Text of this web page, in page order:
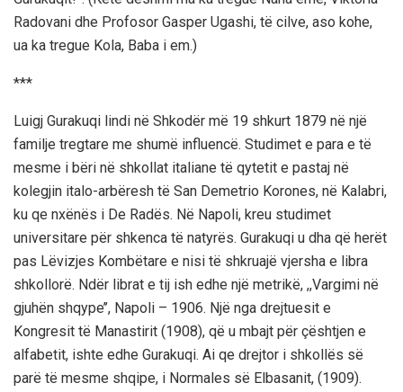
Radovani dhe Profosor Gasper Ugashi, të cilve, aso kohe,
ua ka tregue Kola, Baba i em.)
***
Luigj Gurakuqi lindi në Shkodër më 19 shkurt 1879 në një
familje tregtare me shumë influencë. Studimet e para e të
mesme i bëri në shkollat italiane të qytetit e pastaj në
kolegjin italo-arbëresh të San Demetrio Korones, në Kalabri,
ku qe nxënës i De Radës. Në Napoli, kreu studimet
universitare për shkenca të natyrës. Gurakuqi u dha që herët
pas Lëvizjes Kombëtare e nisi të shkruajë vjersha e libra
shkollorë. Ndër librat e tij ish edhe një metrikë, ,,Vargimi në
gjuhën shqype’’, Napoli – 1906. Një nga drejtuesit e
Kongresit të Manastirit (1908), që u mbajt për çështjen e
alfabetit, ishte edhe Gurakuqi. Ai qe drejtor i shkollës së
parë të mesme shqipe, i Normales së Elbasanit, (1909).